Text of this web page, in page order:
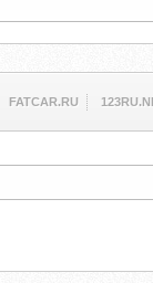
FATCAR.RU